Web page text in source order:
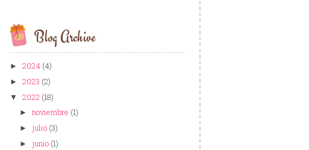
Blog Archive
► 2024 (4)
► 2023 (2)
▼ 2022 (18)
► noviembre (1)
► julio (3)
► junio (1)